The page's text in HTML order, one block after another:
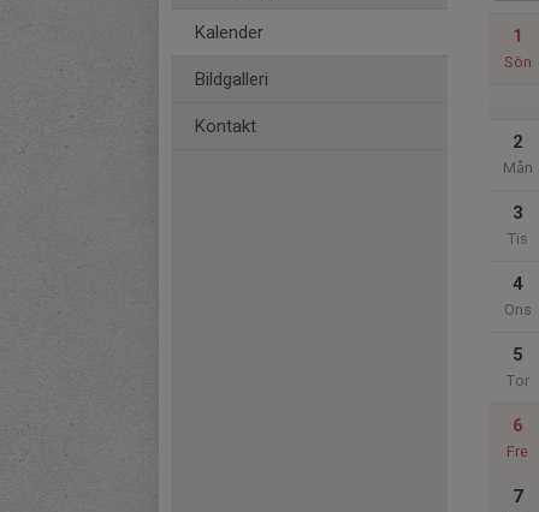
Kalender
Bildgalleri
Kontakt
1
Sön
2
Mån
3
Tis
4
Ons
5
Tor
6
Fre
7